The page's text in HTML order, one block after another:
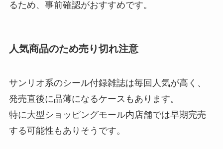
るため、事前確認がおすすめです。
人気商品のため売り切れ注意
サンリオ系のシール付録雑誌は毎回人気が高く、
発売直後に品薄になるケースもあります。
特に大型ショッピングモール内店舗では早期完売
する可能性もありそうです。